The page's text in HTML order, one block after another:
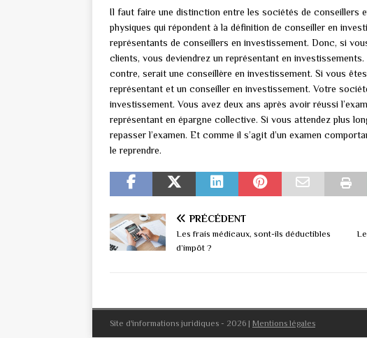
Il faut faire une distinction entre les sociétés de conseillers
physiques qui répondent à la définition de conseiller en
représentants de conseillers en investissement. Donc, si
clients, vous deviendrez un représentant en
contre, serait une conseillère en investissement. Si vous
représentant et un conseiller en investissement. Votre
investissement. Vous avez deux ans après avoir réussi
représentant en épargne collective. Si vous attendez plus
repasser l’examen. Et comme il s’agit d’un examen
le reprendre.
PRÉCÉDENT
Les frais médicaux, sont-ils déductibles
d’impôt ?
Site d'informations juridiques - 2026 | Mentions légales